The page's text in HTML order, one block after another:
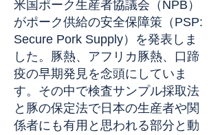
米国ポーク生産者協議会（NPB）
がポーク供給の安全保障策（PSP:
Secure Pork Supply）を発表しま
した。豚熱、アフリカ豚熱、口蹄
疫の早期発見を念頭にしていま
す。その中で検査サンプル採取法
と豚の保定法で日本の生産者や関
係者にも有用と思われる部分と動